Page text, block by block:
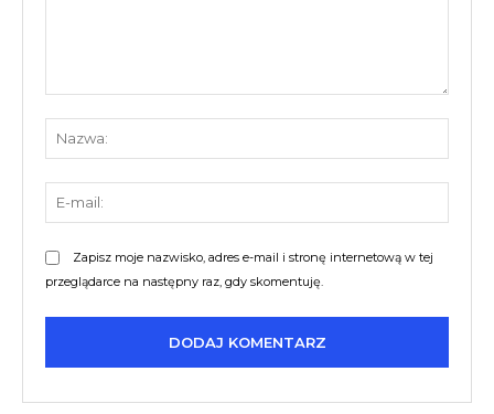
Zapisz moje nazwisko, adres e-mail i stronę internetową w tej
przeglądarce na następny raz, gdy skomentuję.